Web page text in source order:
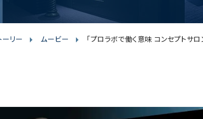
ーリー ムービー 「プロラボで働く意味 コンセプトサ